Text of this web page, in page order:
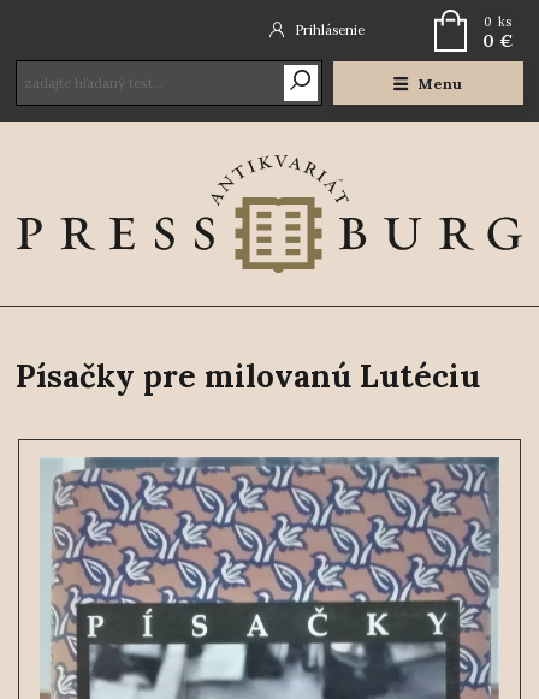
Menu
Prihlásenie 0 ks
0 €
Písačky pre milovanú Lutéciu